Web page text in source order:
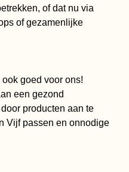
of dat nu via
of gezamenlijke
goed voor ons!
een gezond
producten aan te
Vijf passen en onnodige